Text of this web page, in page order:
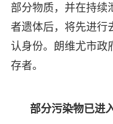
部分物质，并在持续
者遗体后，将先进行
认身份。朗维尤市政
存者。
部分污染物已进